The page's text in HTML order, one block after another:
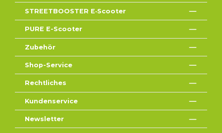
STREETBOOSTER E‑Scooter
PURE E-Scooter
Zubehör
Shop-Service
Rechtliches
Kundenservice
Newsletter